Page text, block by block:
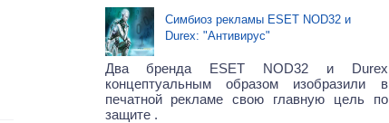
Симбиоз рекламы ESET NOD32 и
Durex: "Антивирус"
Два бренда ESET NOD32 и Durex
концептуальным образом изобразили в
печатной рекламе свою главную цель по
защите .